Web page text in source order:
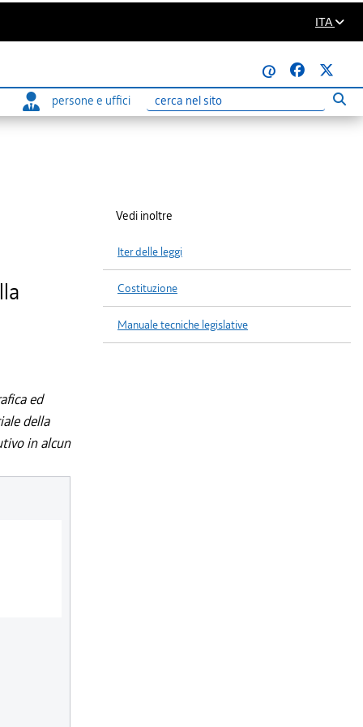
ITA
@
persone e uffici
Ricerca
ed
della
in alcun
Vedi inoltre
Iter delle leggi
Costituzione
Manuale tecniche legislative